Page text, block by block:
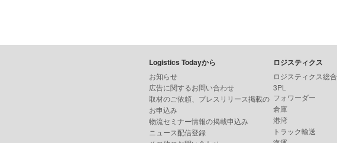
Logistics Todayから
お知らせ
広告に関するお問い合わせ
取材のご依頼、プレスリリース掲載の
お申込み
物流セミナー情報の掲載申込み
ニュース配信登録
ロジスティクス
ロジスティクス総合
3PL
フォワーダー
倉庫
港湾
トラック輸送